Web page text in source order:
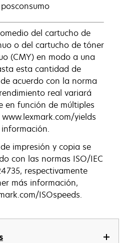
del cartucho de
o del cartucho de tóner
(CMY) en modo a una
esta cantidad de
acuerdo con la norma
real variará
en función de múltiples
yields
impresión y copia se
con las normas ISO/IEC
respectivamente
más información,
ISOspeeds.